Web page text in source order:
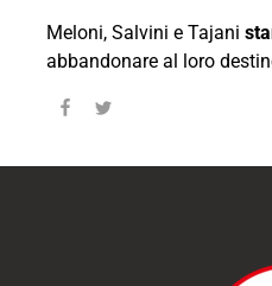
Meloni, Salvini e Tajani
abbandonare al loro